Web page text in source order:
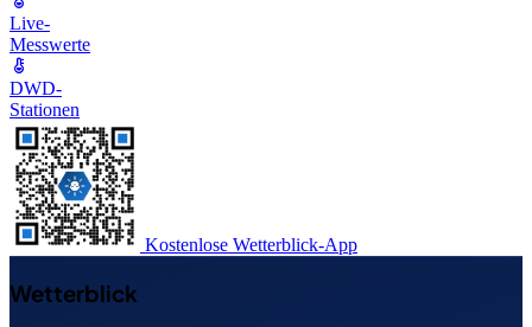
Live-
Messwerte
DWD-
Stationen
Kostenlose Wetterblick-App
Wetterblick